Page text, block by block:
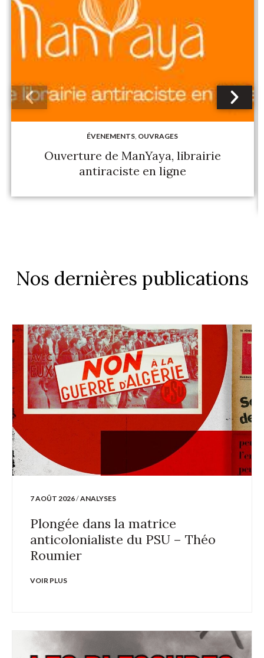
ÉVENEMENTS OUVRAGES
Ouverture de ManYaya, librairie
antiraciste en ligne
Nos dernières publications
7 AOÛT 2026/ANALYSES
Plongée dans la matrice
anticolonialiste du PSU – Théo
Roumier
VOIR PLUS